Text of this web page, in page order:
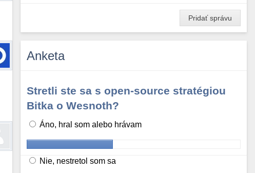
Pridať správu
Anketa
Stretli ste sa s open-source stratégiou
Bitka o Wesnoth?
Áno, hral som alebo hrávam
Nie, nestretol som sa